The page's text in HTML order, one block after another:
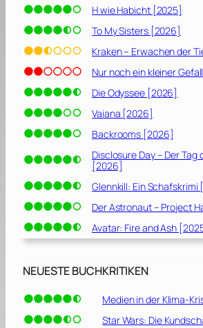
H wie Habicht [2025]
To My Sisters [2026]
Kraken – Erwachen der
Nur noch ein kleiner
Die Odyssee [2026]
Vaiana [2026]
Backrooms [2026]
Disclosure Day – Der Tag
[2026]
Glennkill: Ein Schafskrimi
Der Astronaut – Project
Avatar: Fire and Ash
NEUESTE BUCHKRITIKEN
Medien in der Klima-
Star Wars: Die